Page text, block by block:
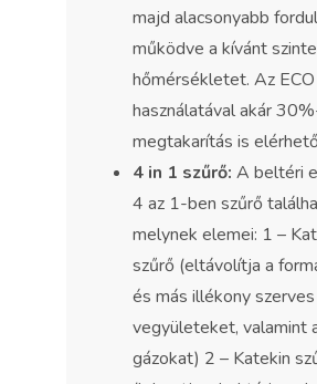
majd alacsonyabb
működve a kívánt
hőmérsékletet. Az
használatával akár
megtakarítás is
4 in 1 szűrő: A beltéri
4 az 1-ben szűrő
melynek elemei: 1 –
szűrő (eltávolítja a
és más illékony szerves
vegyületeket, valamint
gázokat) 2 – Katekin